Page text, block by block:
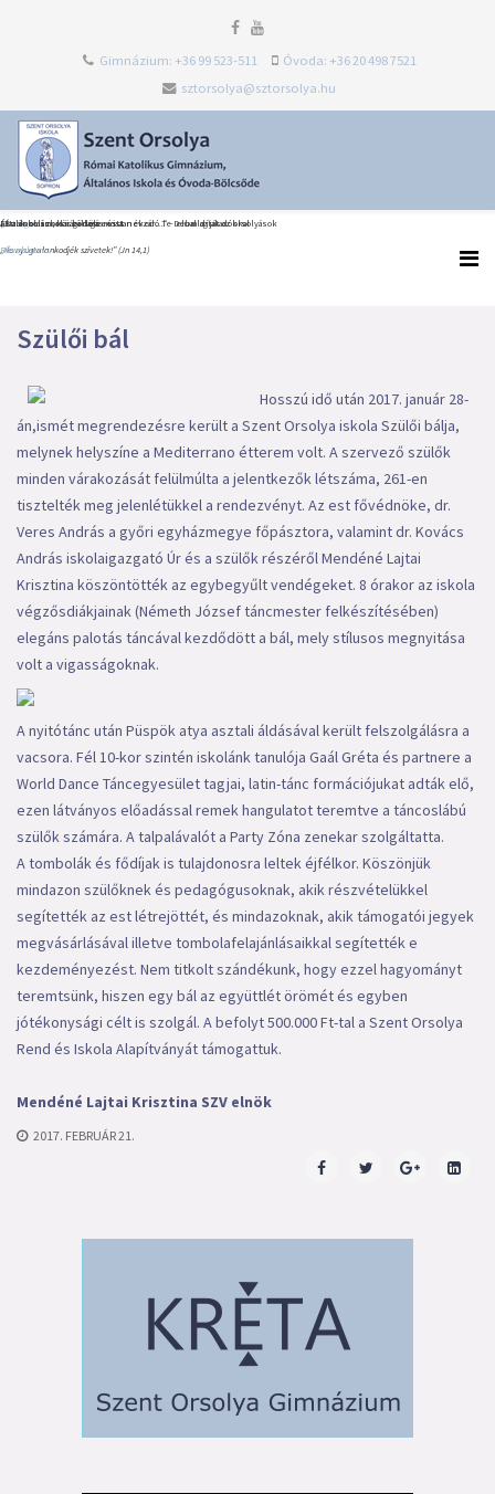
Gimnázium: +36 99 523-511
Óvoda: +36 20 498 7521
sztorsolya@sztorsolya.hu
Heti Ige
„Ne nyugtalankodjék szívetek!” (Jn 14,1)
Észak-olaszországi dolce vita
Bővebben...
Általános iskolai ballagás és tanévzáró Te Deum díjátadókkal
Bővebben...
„Én iskolám, köszönöm most neked…” – elballagtak az orsolyások
Bővebben...
Szülői bál
Hosszú idő után 2017. január 28-
án,ismét megrendezésre került a Szent Orsolya iskola Szülői bálja,
melynek helyszíne a Mediterrano étterem volt. A szervező szülők
minden várakozását felülmúlta a jelentkezők létszáma, 261-en
tisztelték meg jelenlétükkel a rendezvényt. Az est fővédnöke, dr.
Veres András a győri egyházmegye főpásztora, valamint dr. Kovács
András iskolaigazgató Úr és a szülők részéről Mendéné Lajtai
Krisztina köszöntötték az egybegyűlt vendégeket. 8 órakor az iskola
végzősdiákjainak (Németh József táncmester felkészítésében)
elegáns palotás táncával kezdődött a bál, mely stílusos megnyitása
volt a vigasságoknak.
A nyitótánc után Püspök atya asztali áldásával került felszolgálásra a
vacsora. Fél 10-kor szintén iskolánk tanulója Gaál Gréta és partnere a
World Dance Táncegyesület tagjai, latin-tánc formációjukat adták elő,
ezen látványos előadással remek hangulatot teremtve a táncoslábú
szülők számára. A talpalávalót a Party Zóna zenekar szolgáltatta.
A tombolák és fődíjak is tulajdonosra leltek éjfélkor. Köszönjük
mindazon szülőknek és pedagógusoknak, akik részvételükkel
segítették az est létrejöttét, és mindazoknak, akik támogatói jegyek
megvásárlásával illetve tombolafelajánlásaikkal segítették e
kezdeményezést. Nem titkolt szándékunk, hogy ezzel hagyományt
teremtsünk, hiszen egy bál az együttlét örömét és egyben
jótékonysági célt is szolgál. A befolyt 500.000 Ft-tal a Szent Orsolya
Rend és Iskola Alapítványát támogattuk.
Mendéné Lajtai Krisztina SZV elnök
2017. FEBRUÁR 21.